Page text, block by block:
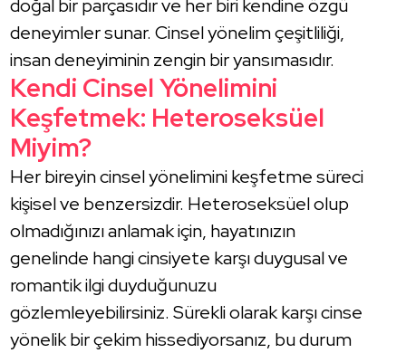
doğal bir parçasıdır ve her biri kendine özgü
deneyimler sunar. Cinsel yönelim çeşitliliği,
insan deneyiminin zengin bir yansımasıdır.
Kendi Cinsel Yönelimini
Keşfetmek: Heteroseksüel
Miyim?
Her bireyin cinsel yönelimini keşfetme süreci
kişisel ve benzersizdir. Heteroseksüel olup
olmadığınızı anlamak için, hayatınızın
genelinde hangi cinsiyete karşı duygusal ve
romantik ilgi duyduğunuzu
gözlemleyebilirsiniz. Sürekli olarak karşı cinse
yönelik bir çekim hissediyorsanız, bu durum